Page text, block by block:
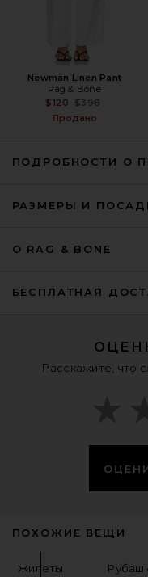
$299
AEXAE Leather Suede
Contour Blazer in Suede
$1,352
Newman Linen Pant
Rag & Bone
$120
Previous price:
$398
Продано
ПОДРОБНОСТИ О
РАЗМЕРЫ И
О RAG & BONE
БЕСПЛАТНАЯ
Расскажите, что
ПОХОЖИЕ ВЕЩИ
Жилеты